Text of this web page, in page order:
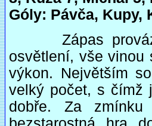
Góly: Pávča, Kupy,
Zápas
osvětlení, vše vinou
výkon. Největším
velký počet, s čímž
dobře. Za zmínku